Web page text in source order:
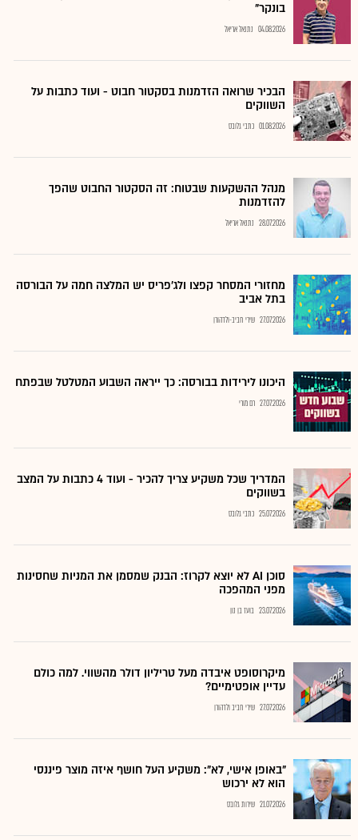
בונקר"
04.08.2026 נתנאל אריאל
הבכיר שרואה הזדמנות בסקטור חבוט - ועוד כתבות על
השווקים
01.08.2026 כתבי גלובס
מנהל ההשקעות שבטוח: זה הסקטור החבוט שהפך
להזדמנות
28.07.2026 נתנאל אריאל
מחזורי המסחר קפצו ולג'פריס יש המלצה חמה על הבורסה
בתל אביב
27.07.2026 שירי חביב-ולדהורן
היכונו לירידות בבורסה: כך ייראה השבוע המטלטל שבפתח
27.07.2026 רם מורי
המדריך שכל משקיע צריך להכיר - ועוד 4 כתבות על המצב
בשווקים
25.07.2026 כתבי גלובס
סוכן AI לא יוצא לקרוז: הבנק שמסמן את המניות שחסינות
מפני המהפכה
23.07.2026 בועז בן נון
מיקרוסופט איבדה מעל טריליון דולר מהשווי. למה כולם
עדיין אופטימיים?
27.07.2026 שירי חביב ולדהורן
"באופן אישי, לא": משקיע העל חושף איזה מוצר פיננסי
הוא לא ירכוש
21.07.2026 שירות גלובס